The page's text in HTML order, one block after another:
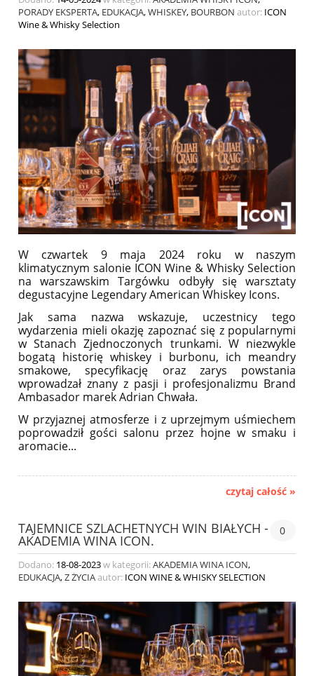
PORADY EKSPERTA, EDUKACJA,WHISKEY, BOURBON autor: ICON
Wine & Whisky Selection
W czwartek 9 maja 2024 roku w naszym
klimatycznym salonie ICON Wine & Whisky Selection
na warszawskim Targówku odbyły się warsztaty
degustacyjne Legendary American Whiskey Icons.
Jak sama nazwa wskazuje, uczestnicy tego
wydarzenia mieli okazję zapoznać się z popularnymi
w Stanach Zjednoczonych trunkami. W niezwykle
bogatą historię whiskey i burbonu, ich meandry
smakowe, specyfikację oraz zarys powstania
wprowadzał znany z pasji i profesjonalizmu Brand
Ambasador marek Adrian Chwała.
W przyjaznej atmosferze i z uprzejmym uśmiechem
poprowadził gości salonu przez hojne w smaku i
aromacie...
czytaj całość »
TAJEMNICE SZLACHETNYCH WIN BIAŁYCH -
AKADEMIA WINA ICON.
0
Dodano: 18-08-2023w kategorii:AKADEMIA WINA ICON,
EDUKACJA,Z ŻYCIAautor: ICON WINE & WHISKY SELECTION